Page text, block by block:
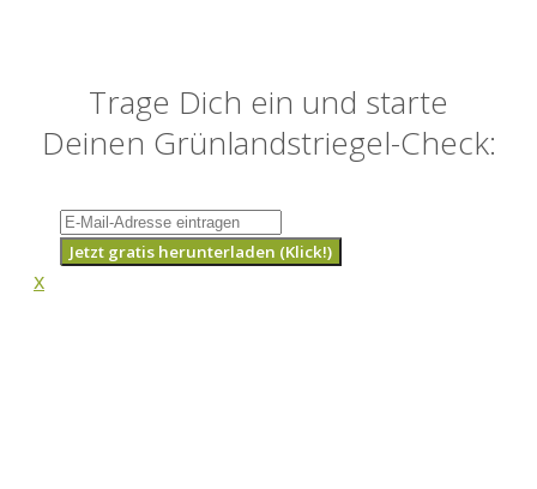
Trage Dich ein und starte
Deinen Grünlandstriegel-Check:
Jetzt gratis herunterladen (Klick!)
x